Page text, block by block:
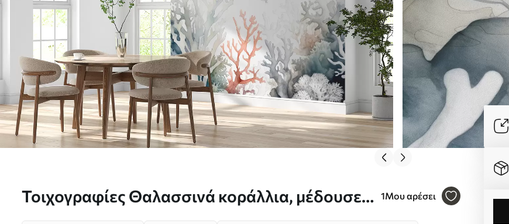
Τοιχογραφίες Θαλασσινά κοράλλια, μέδουσες
1Μου αρέσει